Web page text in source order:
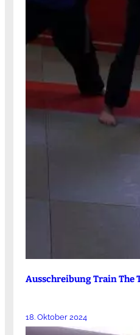
Ausschreibung Train The
18. Oktober 2024